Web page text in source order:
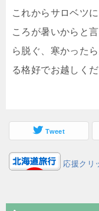
これからサロベツ
ころが暑いからと
ら脱ぐ、寒かった
る格好でお越しくだ
Tweet
応援クリ